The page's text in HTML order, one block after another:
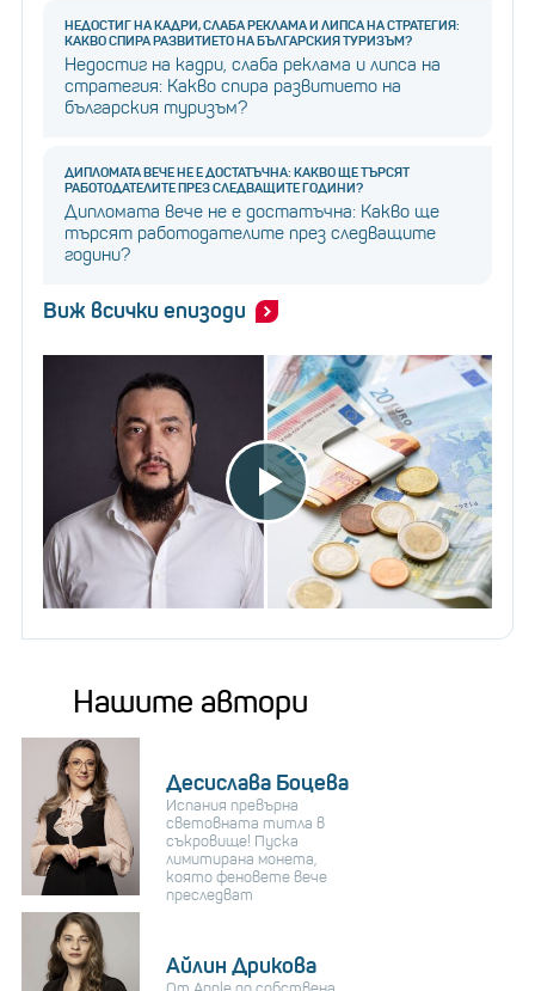
НЕДОСТИГ НА КАДРИ, СЛАБА РЕКЛАМА И ЛИПСА НА СТРАТЕГИЯ:
КАКВО СПИРА РАЗВИТИЕТО НА БЪЛГАРСКИЯ ТУРИЗЪМ?
Недостиг на кадри, слаба реклама и липса на
стратегия: Какво спира развитието на
българския туризъм?
ДИПЛОМАТА ВЕЧЕ НЕ Е ДОСТАТЪЧНА: КАКВО ЩЕ ТЪРСЯТ
РАБОТОДАТЕЛИТЕ ПРЕЗ СЛЕДВАЩИТЕ ГОДИНИ?
Дипломата вече не е достатъчна: Какво ще
търсят работодателите през следващите
години?
Виж всички епизоди
Нашите автори
Десислава Боцева
Испания превърна
световната титла в
съкровище! Пуска
лимитирана монета,
която феновете вече
преследват
Айлин Дрикова